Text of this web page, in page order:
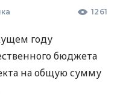
1261
году
бюджета
на общую сумму